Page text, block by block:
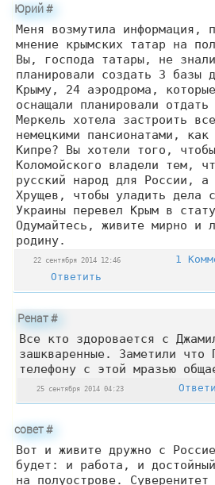
Юрий#
Меня возмутила информация,
мнение крымских татар на
Вы, господа татары, не
планировали создать 3 базы
Крыму, 24 аэродрома,
оснащали планировали
Меркель хотела застроить
немецкими пансионатами,
Кипре? Вы хотели того,
Коломойского владели тем,
русский народ для России, а
Хрущев, чтобы уладить дела
Украины перевел Крым в
Одумайтесь, живите мирно и
родину.
22 сентября 2014 12:46
1
Ответить
Ренат#
Все кто здоровается с
зашкваренные. Заметили что
телефону с этой мразью
25 сентября 2014 04:23
совет#
Вот и живите дружно с
будет: и работа, и
на полуострове.